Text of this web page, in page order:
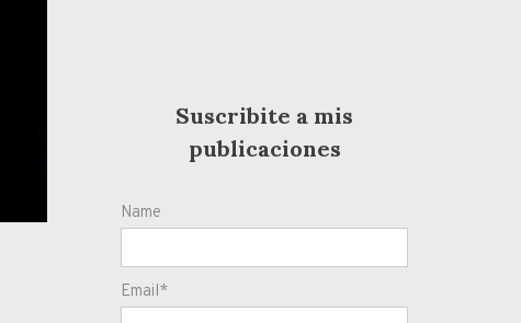
Suscribite a mis
publicaciones
Name
Email*